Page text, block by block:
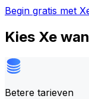
Begin gratis met
Kies Xe
Betere tarieven